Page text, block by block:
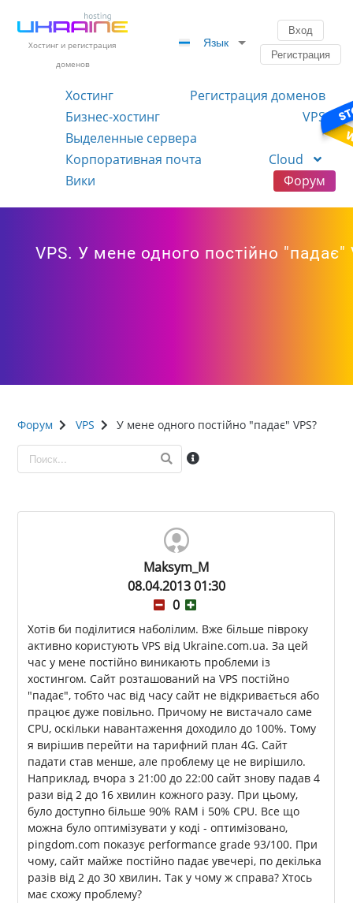
Хостинг и регистрация
доменов
Язык
Вход
Регистрация
Хостинг
Регистрация доменов
Бизнес-хостинг
VPS
Выделенные сервера
Корпоративная почта
Cloud
Вики
Форум
VPS. У мене одного постійно "падає"
Форум VPS У мене одного постійно "падає" VPS?
Maksym_M
08.04.2013 01:30
0
Хотів би поділитися наболілим. Вже більше півроку
активно користують VPS від Ukraine.com.ua. За цей
час у мене постійно виникають проблеми із
хостингом. Сайт розташований на VPS постійно
"падає", тобто час від часу сайт не відкривається або
працює дуже повільно. Причому не вистачало саме
CPU, оскільки навантаження доходило до 100%. Тому
я вирішив перейти на тарифний план 4G. Сайт
падати став менше, але проблему це не вирішило.
Наприклад, вчора з 21:00 до 22:00 сайт знову падав 4
рази від 2 до 16 хвилин кожного разу. При цьому,
було доступно більше 90% RAM і 50% CPU. Все що
можна було оптимізувати у коді - оптимізовано,
pingdom.com показує performance grade 93/100. При
чому, сайт майже постійно падає увечері, по декілька
разів від 2 до 30 хвилин. Так у чому ж справа? Хтось
має схожу проблему?